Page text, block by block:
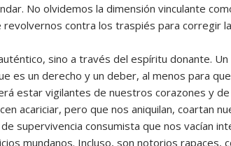
No olvidemos la dimensión vinculante
contra los traspiés para corregir
sino a través del espíritu donante.
es un derecho y un deber, al menos para
estar vigilantes de nuestros corazones y de
acariciar, pero que nos aniquilan, coartan
supervivencia consumista que nos vacían
mundanos. Incluso, son notorios rapaces,